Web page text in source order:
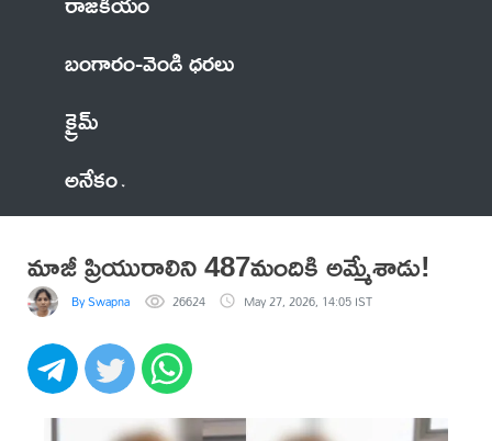
బంగారం-వెండి ధరలు
క్రైమ్
అనేకం
మాజీ ప్రియురాలిని 487మందికి అమ్మేశాడు!
By Swapna 26624 May 27, 2026, 14:05 IST